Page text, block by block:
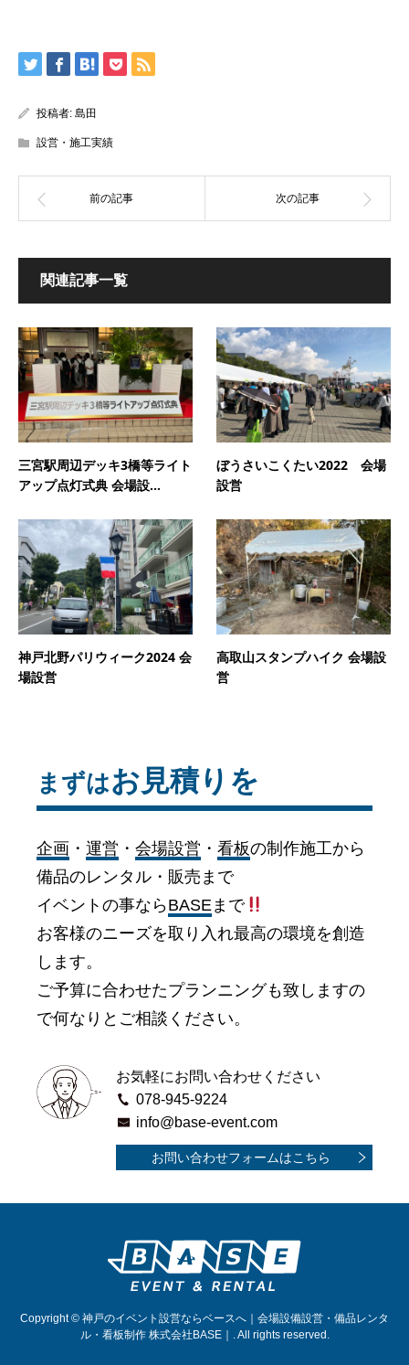
投稿者: 島田
設営・施工実績
関連記事一覧
三宮駅周辺デッキ3橋等ライト
アップ点灯式典 会場設...
ぼうさいこくたい2022 会場
設営
神戸北野パリウィーク2024 会
場設営
高取山スタンプハイク 会場設
営
まずはお見積りを
企画 ・運営 ・会場設営 ・看板の制作施工から
備品のレンタル・販売まで
イベントの事ならBASE まで
お客様のニーズを取り入れ最高の環境を創造
します。
ご予算に合わせたプランニングも致しますの
で何なりとご相談ください。
お気軽にお問い合わせください
078-945-9224
info@base-event.com
お問い合わせフォームはこちら
Copyright © 神戸のイベント設営ならベースへ｜会場設備設営・備品レンタ
ル・看板制作 株式会社BASE｜. All rights reserved.